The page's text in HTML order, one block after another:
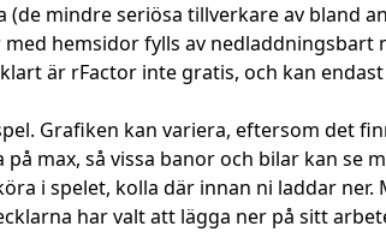
mindre seriösa tillverkare av bland
hemsidor fylls av nedladdningsbart
är rFactor inte gratis, och kan
Grafiken kan variera, eftersom det
max, så vissa banor och bilar kan
i spelet, kolla där innan ni laddar
har valt att lägga ner på sitt